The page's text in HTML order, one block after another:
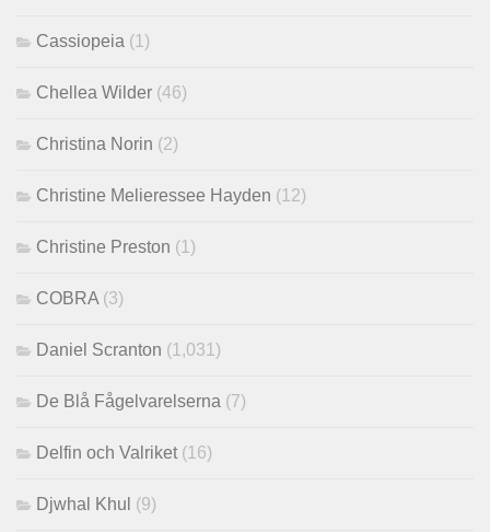
Cassiopeia (1)
Chellea Wilder (46)
Christina Norin (2)
Christine Melieressee Hayden (12)
Christine Preston (1)
COBRA (3)
Daniel Scranton (1,031)
De Blå Fågelvarelserna (7)
Delfin och Valriket (16)
Djwhal Khul (9)